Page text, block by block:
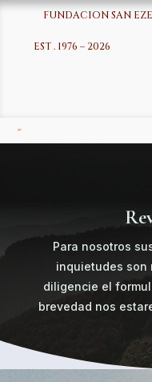
FUNDACION SAN
EST . 1976 – 2026
Para nosotros
inquietudes son
diligencie el
brevedad nos